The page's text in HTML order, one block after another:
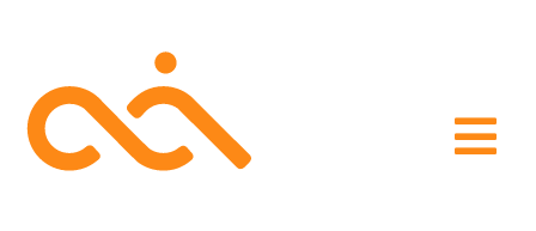
content